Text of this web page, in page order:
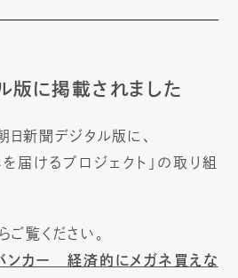
版に掲載されました
新聞デジタル版に、
を届けるプロジェクト」の取り組
覧ください。
ンカー 経済的にメガネ買えな